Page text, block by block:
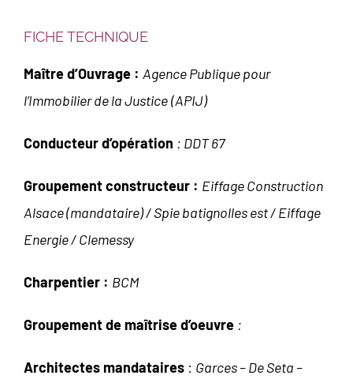
FICHE TECHNIQUE
Maître d’Ouvrage : Agence Publique pour
l’Immobilier de la Justice(APIJ)
Conducteur d’opération : DDT 67
Groupement constructeur : Eiffage Construction
Alsace (mandataire) / Spie batignolles est / Eiffage
Energie / Clemessy
Charpentier : BCM
Groupement de maîtrise d’oeuvre :
Architectes mandataires : Garces – De Seta –